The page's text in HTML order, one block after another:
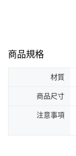
商品規格
材質
商品尺寸
注意事項